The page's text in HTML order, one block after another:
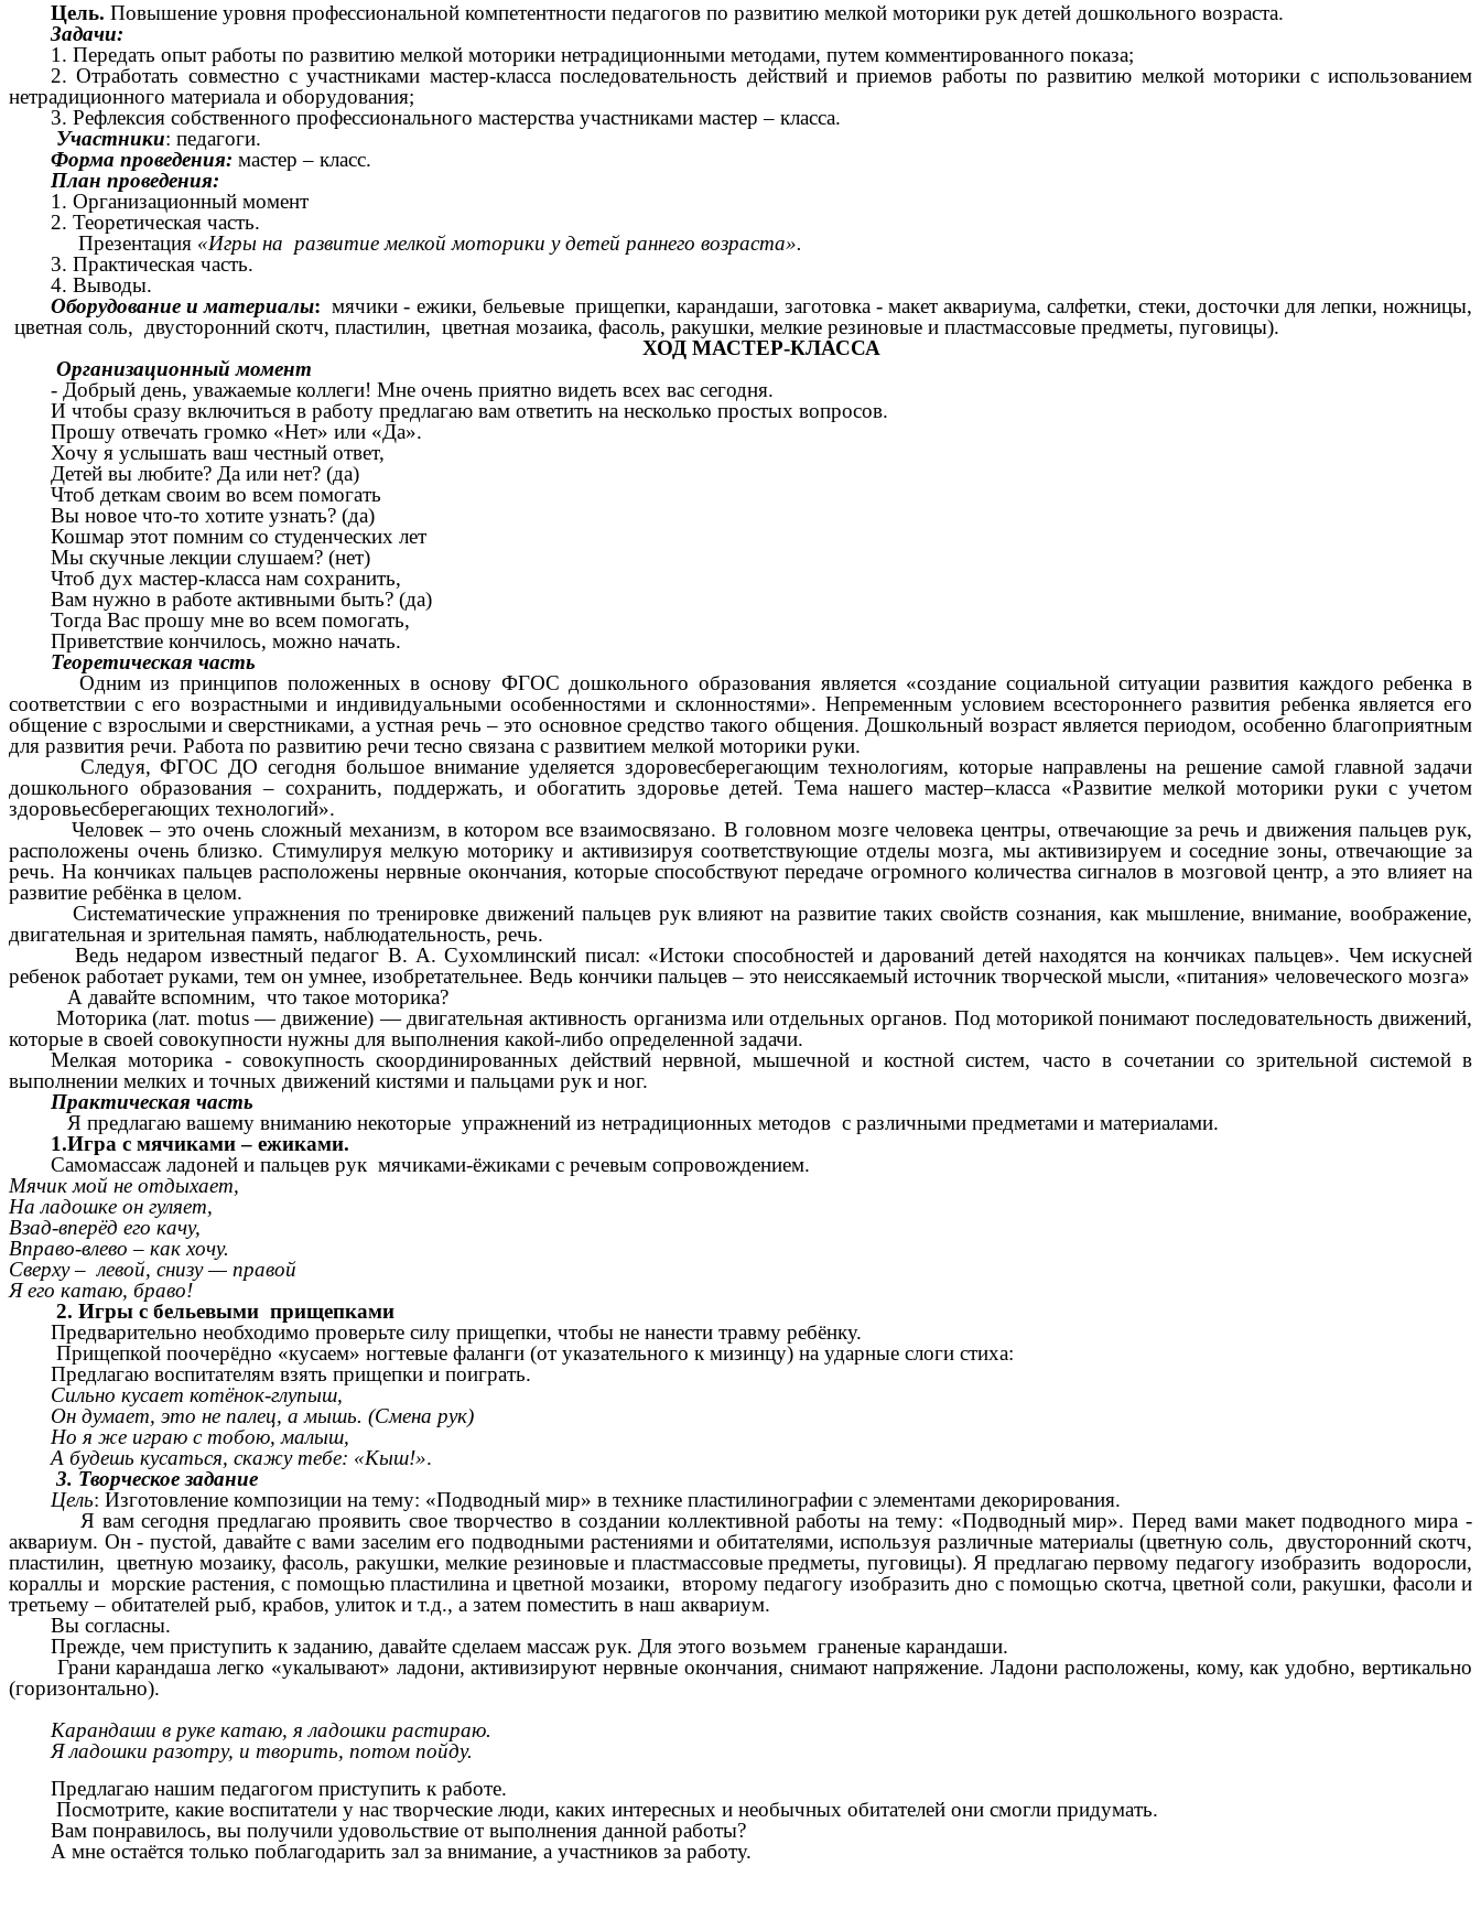
Цель. Повышение уровня профессиональной компетентности педагогов по развитию мелкой моторики рук детей дошкольного возраста.
Задачи:
1. Передать опыт работы по развитию мелкой моторики нетрадиционными методами, путем комментированного показа;
2. Отработать совместно с участниками мастер-класса последовательность действий и приемов работы по развитию мелкой моторики с использованием
нетрадиционного материала и оборудования;
3. Рефлексия собственного профессионального мастерства участниками мастер – класса.
Участники: педагоги.
Форма проведения: мастер – класс.
План проведения:
1. Организационный момент
2. Теоретическая часть.
Презентация «Игры на развитие мелкой моторики у детей раннего возраста».
3. Практическая часть.
4. Выводы.
Оборудование и материалы: мячики - ежики, бельевые прищепки, карандаши, заготовка - макет аквариума, салфетки, стеки, досточки для лепки, ножницы,
цветная соль, двусторонний скотч, пластилин, цветная мозаика, фасоль, ракушки, мелкие резиновые и пластмассовые предметы, пуговицы).
ХОД МАСТЕР-КЛАССА
Организационный момент
- Добрый день, уважаемые коллеги! Мне очень приятно видеть всех вас сегодня.
И чтобы сразу включиться в работу предлагаю вам ответить на несколько простых вопросов.
Прошу отвечать громко «Нет» или «Да».
Хочу я услышать ваш честный ответ,
Детей вы любите? Да или нет? (да)
Чтоб деткам своим во всем помогать
Вы новое что-то хотите узнать? (да)
Кошмар этот помним со студенческих лет
Мы скучные лекции слушаем? (нет)
Чтоб дух мастер-класса нам сохранить,
Вам нужно в работе активными быть? (да)
Тогда Вас прошу мне во всем помогать,
Приветствие кончилось, можно начать.
Теоретическая часть
Одним из принципов положенных в основу ФГОС дошкольного образования является «создание социальной ситуации развития каждого ребенка в
соответствии с его возрастными и индивидуальными особенностями и склонностями». Непременным условием всестороннего развития ребенка является его
общение с взрослыми и сверстниками, а устная речь – это основное средство такого общения. Дошкольный возраст является периодом, особенно благоприятным
для развития речи. Работа по развитию речи тесно связана с развитием мелкой моторики руки.
Следуя, ФГОС ДО сегодня большое внимание уделяется здоровесберегающим технологиям, которые направлены на решение самой главной задачи
дошкольного образования – сохранить, поддержать, и обогатить здоровье детей. Тема нашего мастер–класса «Развитие мелкой моторики руки с учетом
здоровьесберегающих технологий».
Человек – это очень сложный механизм, в котором все взаимосвязано. В головном мозге человека центры, отвечающие за речь и движения пальцев рук,
расположены очень близко. Стимулируя мелкую моторику и активизируя соответствующие отделы мозга, мы активизируем и соседние зоны, отвечающие за
речь. На кончиках пальцев расположены нервные окончания, которые способствуют передаче огромного количества сигналов в мозговой центр, а это влияет на
развитие ребёнка в целом.
Систематические упражнения по тренировке движений пальцев рук влияют на развитие таких свойств сознания, как мышление, внимание, воображение,
двигательная и зрительная память, наблюдательность, речь.
Ведь недаром известный педагог В. А. Сухомлинский писал: «Истоки способностей и дарований детей находятся на кончиках пальцев». Чем искусней
ребенок работает руками, тем он умнее, изобретательнее. Ведь кончики пальцев – это неиссякаемый источник творческой мысли, «питания» человеческого мозга»
А давайте вспомним, что такое моторика?
Моторика (лат. motus — движение) — двигательная активность организма или отдельных органов. Под моторикой понимают последовательность движений,
которые в своей совокупности нужны для выполнения какой-либо определенной задачи.
Мелкая моторика - совокупность скоординированных действий нервной, мышечной и костной систем, часто в сочетании со зрительной системой в
выполнении мелких и точных движений кистями и пальцами рук и ног.
Практическая часть
Я предлагаю вашему вниманию некоторые упражнений из нетрадиционных методов с различными предметами и материалами.
1.Игра с мячиками – ежиками.
Самомассаж ладоней и пальцев рук мячиками-ёжиками с речевым сопровождением.
Мячик мой не отдыхает,
На ладошке он гуляет,
Взад-вперёд его качу,
Вправо-влево – как хочу.
Сверху – левой, снизу — правой
Я его катаю, браво!
2. Игры с бельевыми прищепками
Предварительно необходимо проверьте силу прищепки, чтобы не нанести травму ребёнку.
Прищепкой поочерёдно «кусаем» ногтевые фаланги (от указательного к мизинцу) на ударные слоги стиха:
Предлагаю воспитателям взять прищепки и поиграть.
Сильно кусает котёнок-глупыш,
Он думает, это не палец, а мышь. (Смена рук)
Но я же играю с тобою, малыш,
А будешь кусаться, скажу тебе: «Кыш!».
3. Творческое задание
Цель: Изготовление композиции на тему: «Подводный мир» в технике пластилинографии с элементами декорирования.
Я вам сегодня предлагаю проявить свое творчество в создании коллективной работы на тему: «Подводный мир». Перед вами макет подводного мира -
аквариум. Он - пустой, давайте с вами заселим его подводными растениями и обитателями, используя различные материалы (цветную соль, двусторонний скотч,
пластилин, цветную мозаику, фасоль, ракушки, мелкие резиновые и пластмассовые предметы, пуговицы). Я предлагаю первому педагогу изобразить водоросли,
кораллы и морские растения, с помощью пластилина и цветной мозаики, второму педагогу изобразить дно с помощью скотча, цветной соли, ракушки, фасоли и
третьему – обитателей рыб, крабов, улиток и т.д., а затем поместить в наш аквариум.
Вы согласны.
Прежде, чем приступить к заданию, давайте сделаем массаж рук. Для этого возьмем граненые карандаши.
Грани карандаша легко «укалывают» ладони, активизируют нервные окончания, снимают напряжение. Ладони расположены, кому, как удобно, вертикально
(горизонтально).
Карандаши в руке катаю, я ладошки растираю.
Я ладошки разотру, и творить, потом пойду.
Предлагаю нашим педагогом приступить к работе.
Посмотрите, какие воспитатели у нас творческие люди, каких интересных и необычных обитателей они смогли придумать.
Вам понравилось, вы получили удовольствие от выполнения данной работы?
А мне остаётся только поблагодарить зал за внимание, а участников за работу.